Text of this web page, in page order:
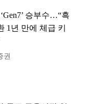
승부수…“흑
1년 만에 체급 키
권